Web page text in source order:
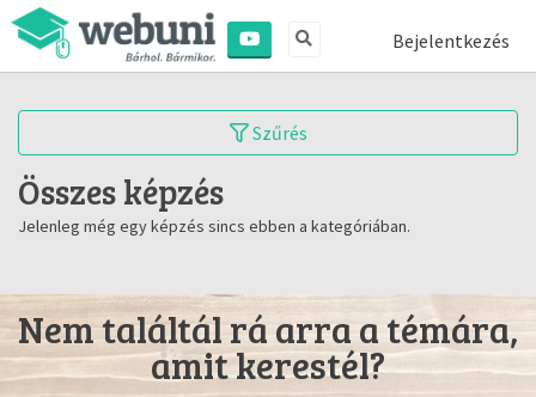
Bejelentkezés
Szűrés
Összes képzés
Jelenleg még egy képzés sincs ebben a kategóriában.
Nem találtál rá arra a témára,
amit kerestél?